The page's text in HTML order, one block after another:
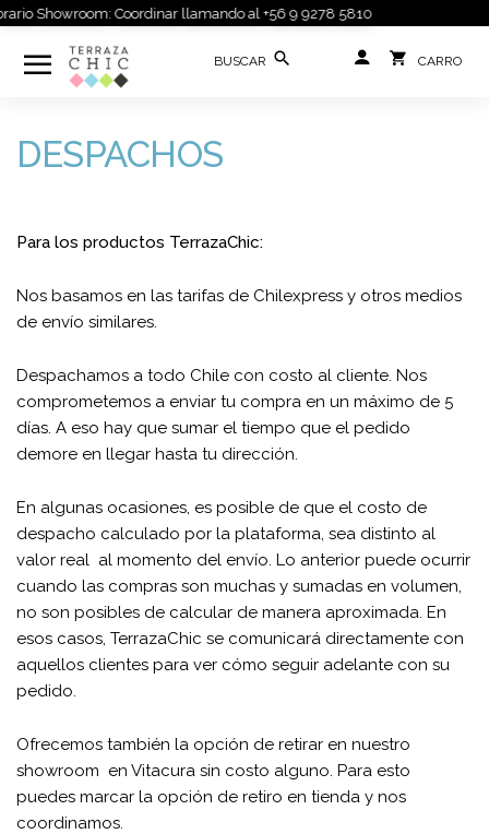
Showroom: Coordinar llamando al +56 9 9278 5810
DESPACHOS
Para los productos TerrazaChic:
Nos basamos en las tarifas de Chilexpress y otros medios
de envío similares.
Despachamos a todo Chile con costo al cliente. Nos
comprometemos a enviar tu compra en un máximo de 5
días. A eso hay que sumar el tiempo que el pedido
demore en llegar hasta tu dirección.
En algunas ocasiones, es posible de que el costo de
despacho calculado por la plataforma, sea distinto al
valor real al momento del envío. Lo anterior puede ocurrir
cuando las compras son muchas y sumadas en volumen,
no son posibles de calcular de manera aproximada. En
esos casos, TerrazaChic se comunicará directamente con
aquellos clientes para ver cómo seguir adelante con su
pedido.
Ofrecemos también la opción de retirar en nuestro
showroom en Vitacura sin costo alguno. Para esto
puedes marcar la opción de retiro en tienda y nos
coordinamos.